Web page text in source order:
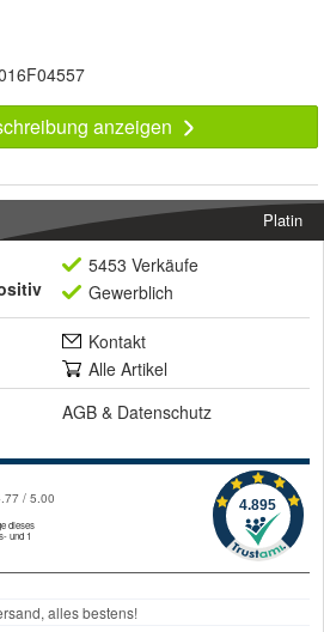
anzeigen
Platin
5453 Verkäufe
Gewerblich
Kontakt
Alle Artikel
AGB & Datenschutz